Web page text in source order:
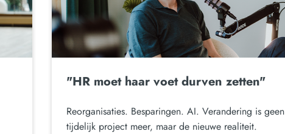
"HR moet haar voet durven zetten"
Reorganisaties. Besparingen. AI. Verandering is geen
tijdelijk project meer, maar de nieuwe realiteit.